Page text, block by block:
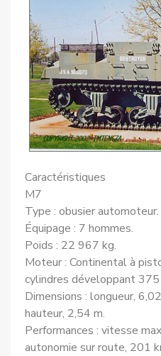
Caractéristiques
M7
Type : obusier automoteur.
Équipage : 7 hommes.
Poids : 22 967 kg.
Moteur : Continental à
cylindres développant
Dimensions : longueur,
hauteur, 2,54 m.
Performances : vitesse
autonomie sur route, 201